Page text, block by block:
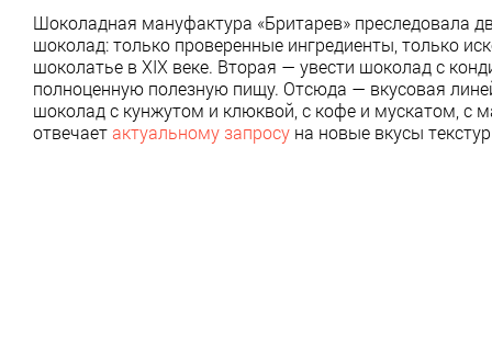
Шоколадная мануфактура «Бритарев» преследовала
шоколад: только проверенные ингредиенты, только
шоколатье в XIX веке. Вторая — увести шоколад с
полноценную полезную пищу. Отсюда — вкусовая
шоколад с кунжутом и клюквой, с кофе и мускатом, с
отвечаетактуальному запросу на новые вкусы